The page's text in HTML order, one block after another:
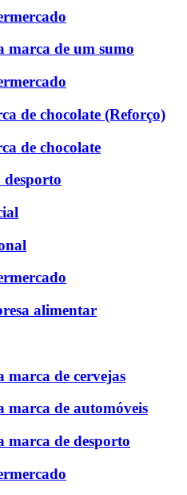
de um sumo
de chocolate (Reforço)
de chocolate
alimentar
de cervejas
de automóveis
de desporto